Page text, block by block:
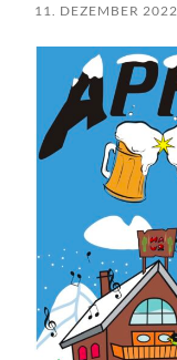
11. DEZEMBER 2022